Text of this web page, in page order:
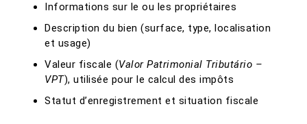
Informations sur le ou les propriétaires
Description du bien (surface, type, localisation
et usage)
Valeur fiscale (Valor Patrimonial Tributário –
VPT), utilisée pour le calcul des impôts
Statut d’enregistrement et situation fiscale